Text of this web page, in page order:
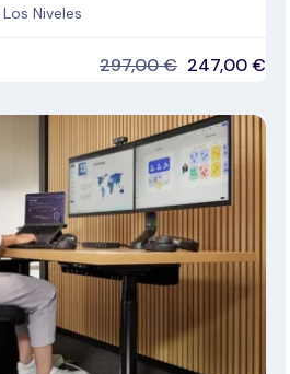
Niveles
297,00€ 247,00€